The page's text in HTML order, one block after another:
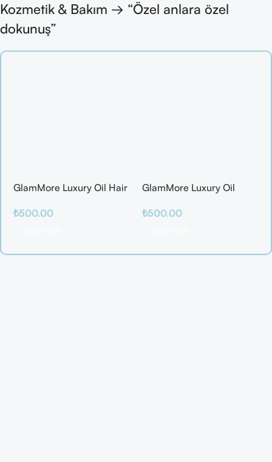
Kozmetik & Bakım → “Özel anlara özel
dokunuş”
GlamMore Luxury Oil Hair
₺500.00
GlamMore Luxury Oil
Saç Kırılmalarına Karşı
₺500.00